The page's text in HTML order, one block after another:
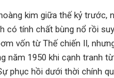
kim giữa thế kỷ trước,
có tính chất bùng nổ rồi
vốn từ Thế chiến II,
năm 1950 khi cạnh tranh
phục hồi dưới thời chính